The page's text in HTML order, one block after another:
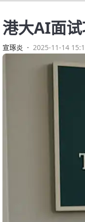
港大AI面
宣琢炎 · 2025-11-14